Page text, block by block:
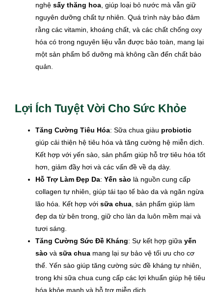
nghệ sấy thăng hoa , giúp loại bỏ nước mà vẫn giữ
nguyên dưỡng chất tự nhiên. Quá trình này bảo đảm
rằng các vitamin, khoáng chất, và các chất chống oxy
hóa có trong nguyên liệu vẫn được bảo toàn, mang lại
một sản phẩm bổ dưỡng mà không cần đến chất bảo
quản.
Lợi Ích Tuyệt Vời Cho Sức Khỏe
Tăng Cường Tiêu Hóa: Sữa chua giàu probiotic
giúp cải thiện hệ tiêu hóa và tăng cường hệ miễn dịch.
Kết hợp với yến sào, sản phẩm giúp hỗ trợ tiêu hóa tốt
hơn, giảm đầy hơi và các vấn đề về dạ dày.
Hỗ Trợ Làm Đẹp Da: Yến sào là nguồn cung cấp
collagen tự nhiên, giúp tái tạo tế bào da và ngăn ngừa
lão hóa. Kết hợp với sữa chua , sản phẩm giúp làm
đẹp da từ bên trong, giữ cho làn da luôn mềm mại và
tươi sáng.
Tăng Cường Sức Đề Kháng: Sự kết hợp giữa yến
sào và sữa chua mang lại sự bảo vệ tối ưu cho cơ
thể. Yến sào giúp tăng cường sức đề kháng tự nhiên,
trong khi sữa chua cung cấp các lợi khuẩn giúp hệ tiêu
hóa khỏe mạnh và hỗ trợ miễn dịch.